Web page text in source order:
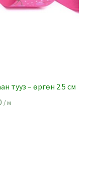
тууз – өргөн 2.5 см
/ м